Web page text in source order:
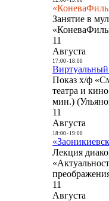
Занятие в
11
Августа
17:00- 18:00
Показ х/ф
театра и
мин.)
11
Августа
18:00- 19:00
Лекция
11
Августа